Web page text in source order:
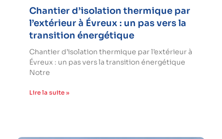
Chantier d’isolation thermique par
l’extérieur à Évreux : un pas vers la
transition énergétique
Chantier d’isolation thermique par l’extérieur à
Évreux : un pas vers la transition énergétique
Notre
Lire la suite »